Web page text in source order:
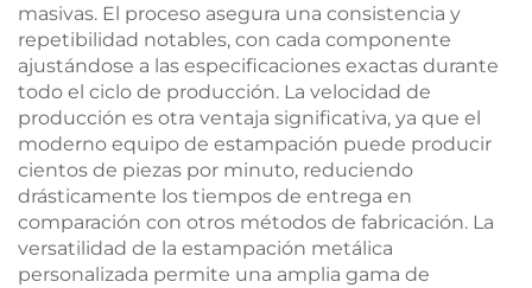
masivas. El proceso asegura una consistencia y
repetibilidad notables, con cada componente
ajustándose a las especificaciones exactas durante
todo el ciclo de producción. La velocidad de
producción es otra ventaja significativa, ya que el
moderno equipo de estampación puede producir
cientos de piezas por minuto, reduciendo
drásticamente los tiempos de entrega en
comparación con otros métodos de fabricación. La
versatilidad de la estampación metálica
personalizada permite una amplia gama de